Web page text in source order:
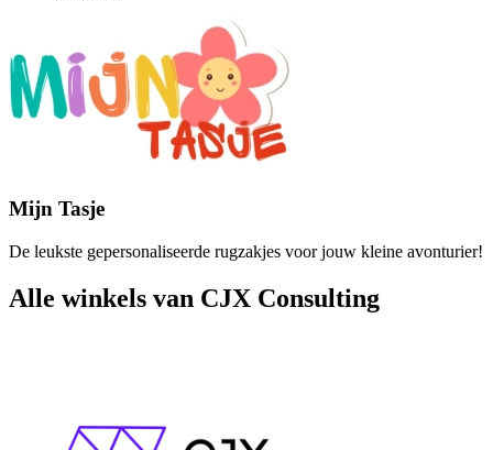
Mijn Tasje
De leukste gepersonaliseerde rugzakjes voor jouw kleine avonturier!
Alle winkels van CJX Consulting